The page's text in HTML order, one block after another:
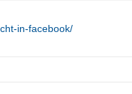
in-facebook/